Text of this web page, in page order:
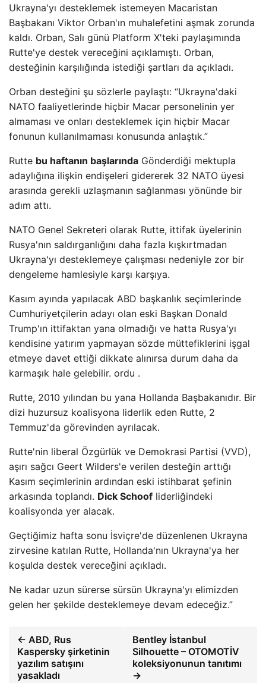
Ukrayna'yı desteklemek istemeyen Macaristan
Başbakanı Viktor Orban'ın muhalefetini aşmak zorunda
kaldı. Orban, Salı günü Platform X'teki paylaşımında
Rutte'ye destek vereceğini açıklamıştı. Orban,
desteğinin karşılığında istediği şartları da açıkladı.
Orban desteğini şu sözlerle paylaştı: “Ukrayna'daki
NATO faaliyetlerinde hiçbir Macar personelinin yer
almaması ve onları desteklemek için hiçbir Macar
fonunun kullanılmaması konusunda anlaştık.”
Rutte bu haftanın başlarında Gönderdiği mektupla
adaylığına ilişkin endişeleri gidererek 32 NATO üyesi
arasında gerekli uzlaşmanın sağlanması yönünde bir
adım attı.
NATO Genel Sekreteri olarak Rutte, ittifak üyelerinin
Rusya'nın saldırganlığını daha fazla kışkırtmadan
Ukrayna'yı desteklemeye çalışması nedeniyle zor bir
dengeleme hamlesiyle karşı karşıya.
Kasım ayında yapılacak ABD başkanlık seçimlerinde
Cumhuriyetçilerin adayı olan eski Başkan Donald
Trump'ın ittifaktan yana olmadığı ve hatta Rusya'yı
kendisine yatırım yapmayan sözde müttefiklerini işgal
etmeye davet ettiği dikkate alınırsa durum daha da
karmaşık hale gelebilir. ordu .
Rutte, 2010 yılından bu yana Hollanda Başbakanıdır. Bir
dizi huzursuz koalisyona liderlik eden Rutte, 2
Temmuz'da görevinden ayrılacak.
Rutte'nin liberal Özgürlük ve Demokrasi Partisi (VVD),
aşırı sağcı Geert Wilders'e verilen desteğin arttığı
Kasım seçimlerinin ardından eski istihbarat şefinin
arkasında toplandı. Dick Schoof liderliğindeki
koalisyonda yer alacak.
Geçtiğimiz hafta sonu İsviçre'de düzenlenen Ukrayna
zirvesine katılan Rutte, Hollanda'nın Ukrayna'ya her
koşulda destek vereceğini açıkladı.
Ne kadar uzun sürerse sürsün Ukrayna'yı elimizden
gelen her şekilde desteklemeye devam edeceğiz.”
← ABD, Rus
Kaspersky şirketinin
yazılım satışını
yasakladı
Bentley İstanbul
Silhouette – OTOMOTİV
koleksiyonunun tanıtımı
→